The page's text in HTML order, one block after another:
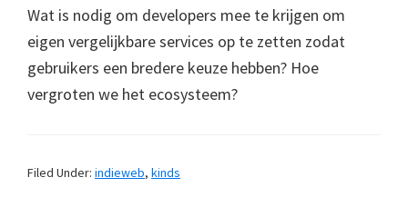
Wat is nodig om developers mee te krijgen om
eigen vergelijkbare services op te zetten zodat
gebruikers een bredere keuze hebben? Hoe
vergroten we het ecosysteem?
Filed Under: indieweb, kinds